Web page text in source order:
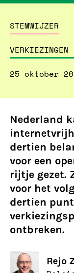
STEMWIJZER
25 oktober
Nederland
dertien
voor een
rijtje gezet.
voor het
dertien
ontbreken.
Rejo